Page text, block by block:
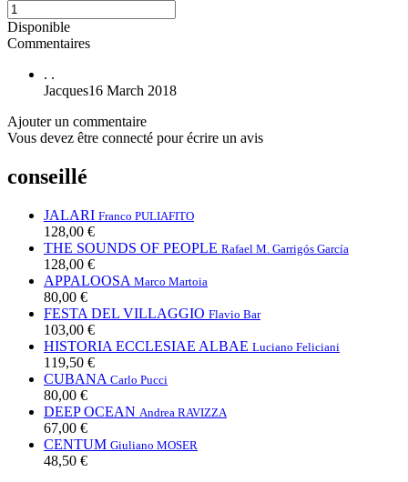
Disponible
Commentaires
. .
Jacques16 March 2018
Ajouter un commentaire
Vous devez être connecté pour écrire un avis
conseillé
JALARI Franco PULIAFITO
128,00 €
THE SOUNDS OF PEOPLE Rafael M. Garrigós García
128,00 €
APPALOOSA Marco Martoia
80,00 €
FESTA DEL VILLAGGIO Flavio Bar
103,00 €
HISTORIA ECCLESIAE ALBAE Luciano Feliciani
119,50 €
CUBANA Carlo Pucci
80,00 €
DEEP OCEAN Andrea RAVIZZA
67,00 €
CENTUM Giuliano MOSER
48,50 €